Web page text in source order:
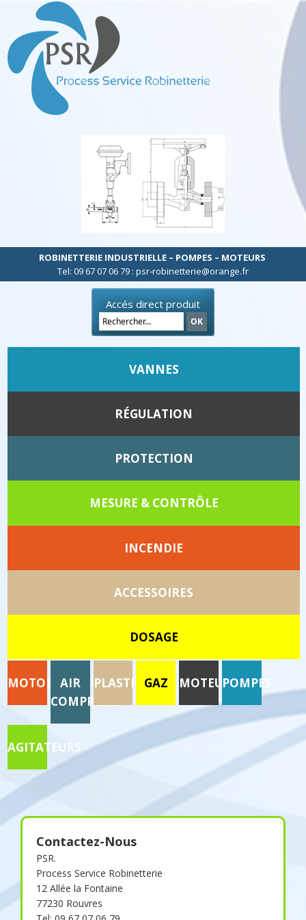
ROBINETTERIE INDUSTRIELLE – POMPES – MOTEURS
Tel: 09 67 07 06 79 : psr-robinetterie@orange.fr
Accés direct produit
VANNES
RÉGULATION
PROTECTION
MESURE & CONTRÔLE
INCENDIE
ACCESSOIRES
DOSAGE
MOTORISATION
AIR
COMPRIME
PLASTIQUE
GAZ MOTEURSPOMPES
AGITATEURS
Contactez-Nous
PSR.
Process Service Robinetterie
12 Allée la Fontaine
77230 Rouvres